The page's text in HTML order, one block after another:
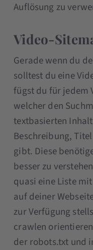
Auflösung zu
Video-
Gerade wenn du
solltest du eine
fügst du für jedem
welcher den
textbasierten
Beschreibung,
gibt. Diese
besser zu
quasi eine Liste
auf deiner
zur Verfügung
crawlen
der robots.txt und